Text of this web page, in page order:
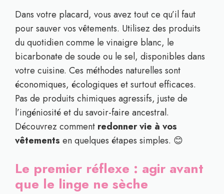
Dans votre placard, vous avez tout ce qu’il faut
pour sauver vos vêtements. Utilisez des produits
du quotidien comme le vinaigre blanc, le
bicarbonate de soude ou le sel, disponibles dans
votre cuisine. Ces méthodes naturelles sont
économiques, écologiques et surtout efficaces.
Pas de produits chimiques agressifs, juste de
l’ingéniosité et du savoir-faire ancestral.
Découvrez comment redonner vie à vos
vêtements en quelques étapes simples. 😊
Le premier réflexe : agir avant
que le linge ne sèche